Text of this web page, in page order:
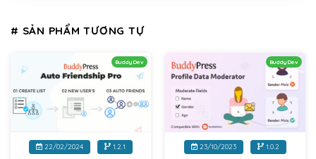
# SẢN PHẨM TƯƠNG TỰ
BuddyDev
22/02/2024 1.2.1
BuddyDev
23/10/2023 1.0.2